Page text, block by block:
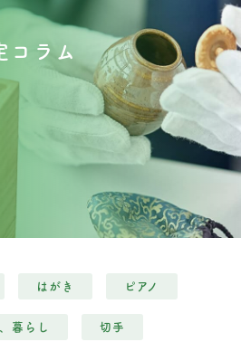
コラム
はがき ピアノ
暮らし 切手